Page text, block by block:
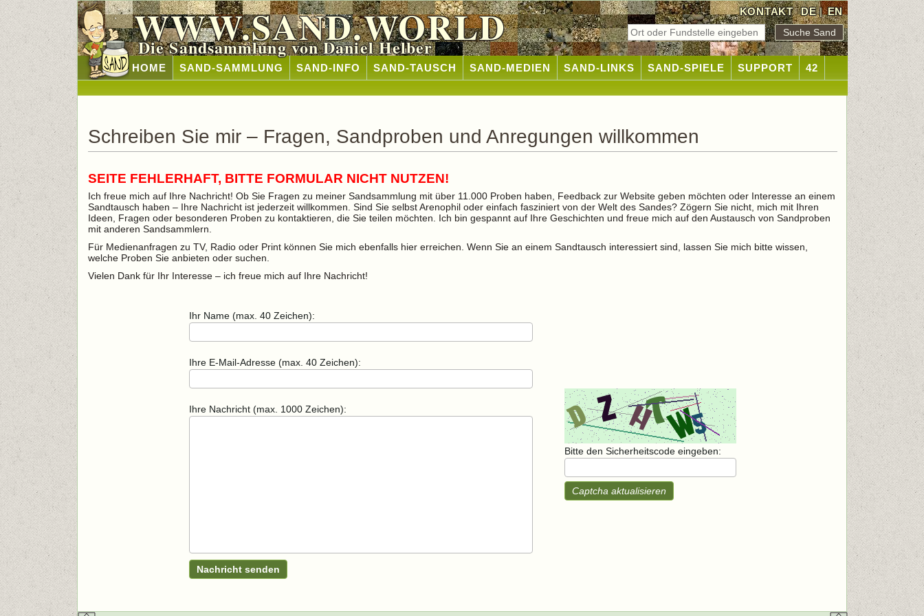
KONTAKT DE|EN
WWW.SAND.WORLD
Die Sandsammlung von Daniel Helber
HOME SAND-SAMMLUNG SAND-INFO SAND-TAUSCH SAND-MEDIEN SAND-LINKS SAND-SPIELE SUPPORT 42
Schreiben Sie mir – Fragen, Sandproben und Anregungen willkommen
SEITE FEHLERHAFT, BITTE FORMULAR NICHT NUTZEN!
Ich freue mich auf Ihre Nachricht! Ob Sie Fragen zu meiner Sandsammlung mit über 11.000 Proben haben, Feedback zur Website geben möchten oder Interesse an einem
Sandtausch haben – Ihre Nachricht ist jederzeit willkommen. Sind Sie selbst Arenophil oder einfach fasziniert von der Welt des Sandes? Zögern Sie nicht, mich mit Ihren
Ideen, Fragen oder besonderen Proben zu kontaktieren, die Sie teilen möchten. Ich bin gespannt auf Ihre Geschichten und freue mich auf den Austausch von Sandproben
mit anderen Sandsammlern.
Für Medienanfragen zu TV, Radio oder Print können Sie mich ebenfalls hier erreichen. Wenn Sie an einem Sandtausch interessiert sind, lassen Sie mich bitte wissen,
welche Proben Sie anbieten oder suchen.
Vielen Dank für Ihr Interesse – ich freue mich auf Ihre Nachricht!
Ihr Name (max. 40 Zeichen):
Ihre E-Mail-Adresse (max. 40 Zeichen):
Ihre Nachricht (max. 1000 Zeichen):
Nachricht senden
Bitte den Sicherheitscode eingeben:
Captcha aktualisieren